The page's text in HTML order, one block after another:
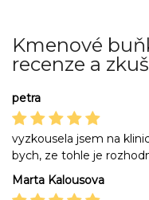
Kmenové
recenze a
petra
vyzkousela jsem na
bych, ze tohle je
Marta Kalousova